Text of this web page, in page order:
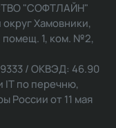
"СОФТЛАЙН"
Хамовники,
помещ. 1, ком. №2,
/ ОКВЭД: 46.90
IT по перечню,
России от 11 мая